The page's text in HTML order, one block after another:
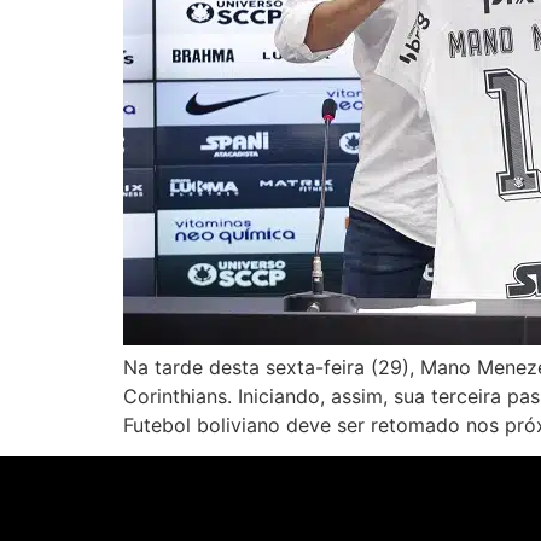
Na tarde desta sexta-feira (29), Mano
Corinthians. Iniciando, assim, sua terceira
Futebol boliviano deve ser retomado nos